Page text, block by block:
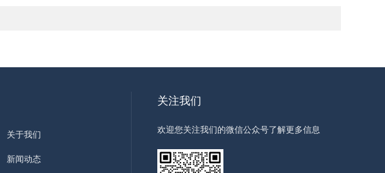
关于我们
新闻动态
关注我们
欢迎您关注我们的微信公众号了解更多信息